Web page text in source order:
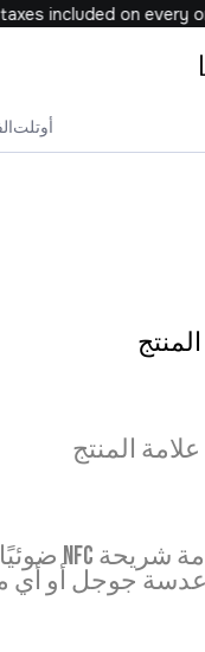
included on every
أوتلت
المنتج
جوجل أو أي